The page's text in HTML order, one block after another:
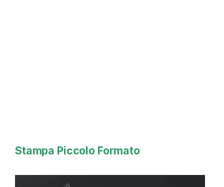
Stampa Piccolo Formato